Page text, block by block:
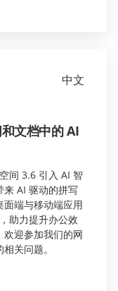
中文
文档中的 AI
间 3.6 引入 AI 智
AI 驱动的拼写
端与移动端应用
助力提升办公效
迎参加我们的网
关问题。